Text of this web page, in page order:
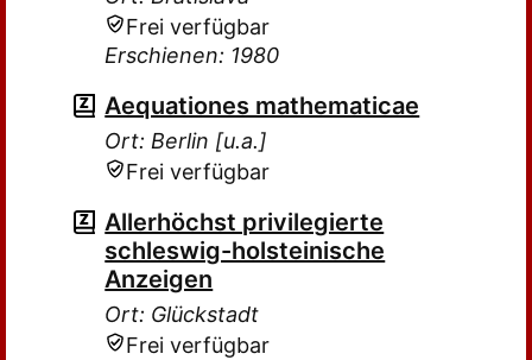
Frei verfügbar
Erschienen: 1980
Aequationes mathematicae
Ort: Berlin [u.a.]
Frei verfügbar
Allerhöchst privilegierte
schleswig-holsteinische
Anzeigen
Ort: Glückstadt
Frei verfügbar